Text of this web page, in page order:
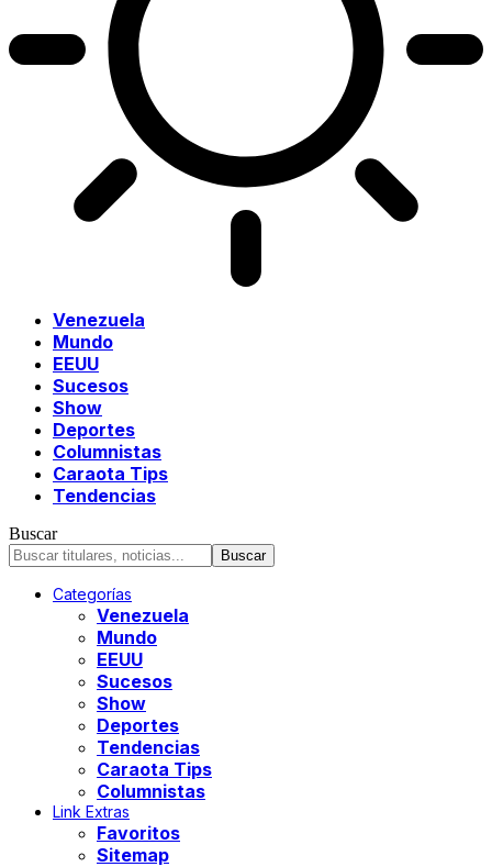
Venezuela
Mundo
EEUU
Sucesos
Show
Deportes
Columnistas
Caraota Tips
Tendencias
Buscar
Categorías
Venezuela
Mundo
EEUU
Sucesos
Show
Deportes
Tendencias
Caraota Tips
Columnistas
Link Extras
Favoritos
Sitemap